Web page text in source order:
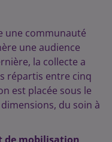
une communauté
une audience
la collecte a
répartis entre cinq
est placée sous le
du soin à